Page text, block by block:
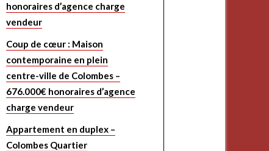
honoraires d’agence charge
vendeur
Coup de cœur : Maison
contemporaine en plein
centre-ville de Colombes –
676.000€ honoraires d’agence
charge vendeur
Appartement en duplex –
Colombes Quartier